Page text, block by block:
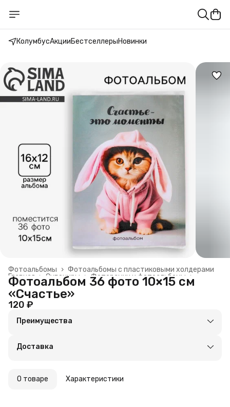
КолумбусАкцииБестселлерыНовинки
Фотоальбомы с пластиковыми холдерами
Фотоальбомы ›
Фоторамки и фотоальбомы ›
Сувениры ›
Главная ›
Фотоальбом 36 фото 10×15 см
«Счастье»
120 ₽
Преимущества
Удобный возврат
Доставка
О товаре Характеристики